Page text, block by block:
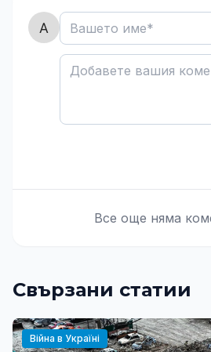
Все още няма
Свързани статии
Війна в Україні